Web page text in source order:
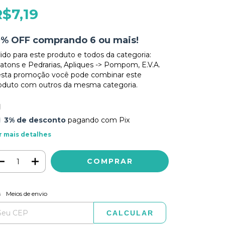
OFF comprando 6 ou mais!
para este produto e todos da categoria:
e Pedrarias, Apliques -> Pompom, E.V.A.
promoção você pode combinar este
com outros da mesma categoria.
3% de descontopagando com Pix
mais detalhes
para o CEP:
Meios de envio
CALCULAR